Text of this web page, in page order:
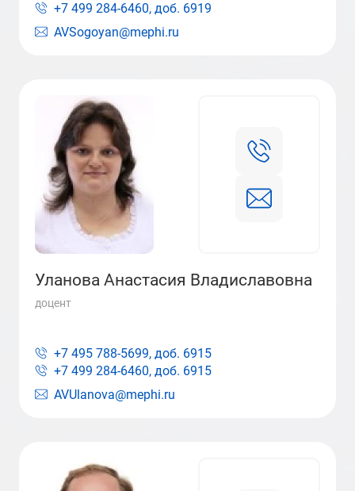
AVSogoyan@mephi.ru
+7 499 284-6460, доб. 6919
Уланова Анастасия Владиславовна
доцент
AVUlanova@mephi.ru
+7 495 788-5699, доб. 6915
+7 499 284-6460, доб. 6915